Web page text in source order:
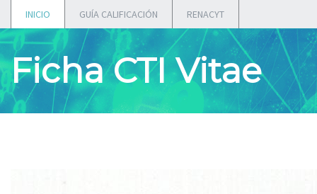
INICIO GUÍA CALIFICACIÓN RENACYT
Ficha CTI Vitae